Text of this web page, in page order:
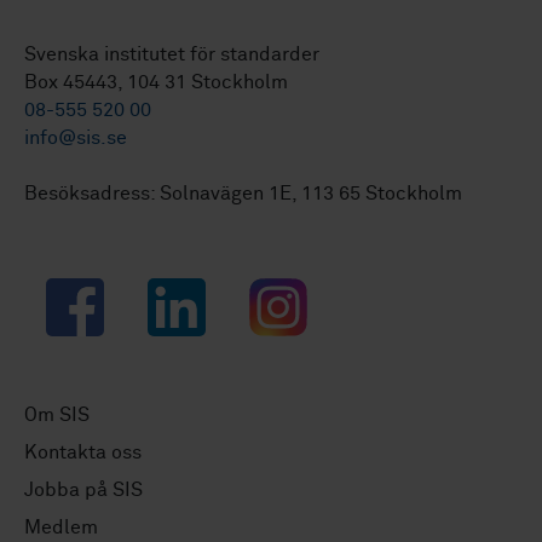
Svenska institutet för standarder
Box 45443, 104 31 Stockholm
08-555 520 00
info@sis.se
Besöksadress: Solnavägen 1E, 113 65 Stockholm
Facebook LinkedIn Instagram
Om SIS
Kontakta oss
Jobba på SIS
Medlem